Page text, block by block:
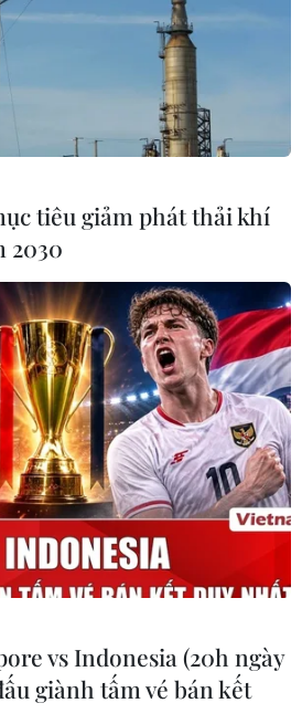
tiêu giảm phát thải khí
2030
vs Indonesia (20h ngày
giành tấm vé bán kết